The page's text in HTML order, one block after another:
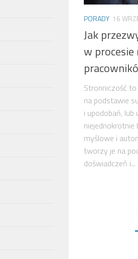
PORADY 16
Jak
w
Stronniczość
na podstawie
i upodobań, lub
niejednokrotnie
myślowe i
tworzy je na
doświadczeń i...